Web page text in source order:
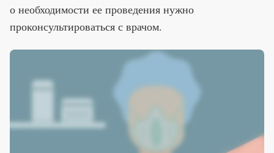
о необходимости ее проведения нужно
проконсультироваться с врачом.